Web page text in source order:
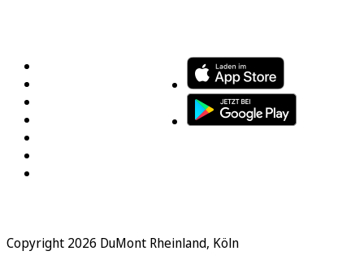
Copyright 2026 DuMont Rheinland, Köln